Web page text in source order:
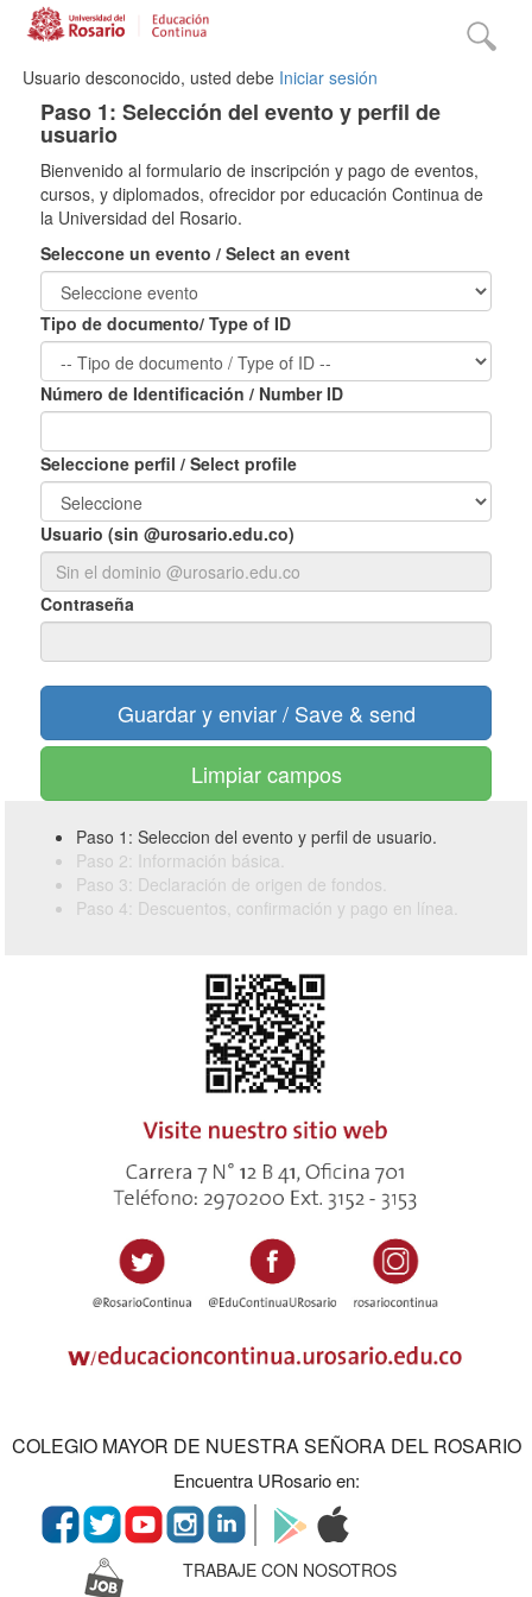
Usuario desconocido, usted debe Iniciar sesión
Paso 1: Selección del evento y perfil de
usuario
Bienvenido al formulario de inscripción y pago de eventos,
cursos, y diplomados, ofrecidor por educación Continua de
la Universidad del Rosario.
Seleccone un evento / Select an event
Tipo de documento/ Type of ID
Número de Identificación / Number ID
Seleccione perfil / Select profile
Usuario (sin @urosario.edu.co)
Contraseña
Limpiar campos
Paso 1: Seleccion del evento y perfil de usuario.
Paso 2: Información básica.
Paso 3: Declaración de origen de fondos.
Paso 4: Descuentos, confirmación y pago en línea.
COLEGIO MAYOR DE NUESTRA SEÑORA DEL ROSARIO
Encuentra URosario en:
TRABAJE CON NOSOTROS